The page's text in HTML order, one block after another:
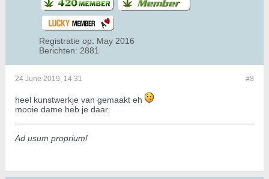
Registratie op: May 2016
Berichten: 2881
#8
24 June 2019, 14:31
heel kunstwerkje van gemaakt eh
mooie dame heb je daar.
Ad usum proprium!